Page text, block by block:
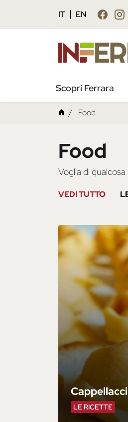
IT EN
Scopri Ferrara
Food
Food
Voglia di
VEDI TUTTO
LE RICETTE